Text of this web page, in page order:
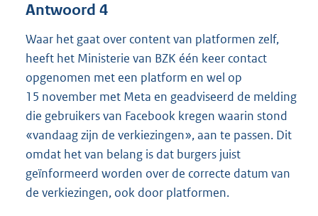
Antwoord 4
Waar het gaat over content van platformen zelf,
heeft het Ministerie van BZK één keer contact
opgenomen met een platform en wel op
15 november met Meta en geadviseerd de melding
die gebruikers van Facebook kregen waarin stond
«vandaag zijn de verkiezingen», aan te passen. Dit
omdat het van belang is dat burgers juist
geïnformeerd worden over de correcte datum van
de verkiezingen, ook door platformen.